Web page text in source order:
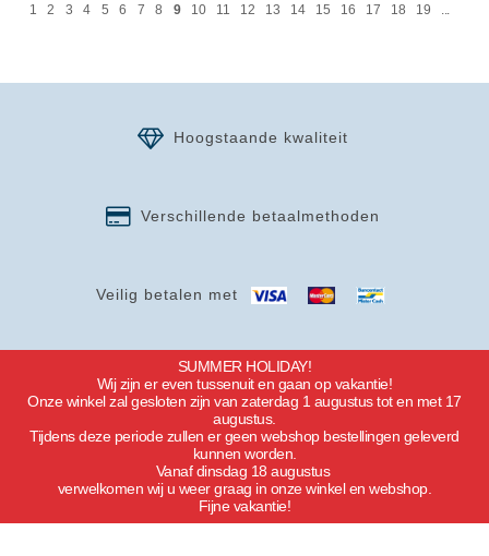
1 2 3 4 5 6 7 8 9 10 11 12 13 14 15 16 17 18 19 ...
Veilig betalen met
Verschillende betaalmethoden
Hoogstaande kwaliteit
SUMMER HOLIDAY!
Wij zijn er even tussenuit en gaan op vakantie!
Onze winkel zal gesloten zijn van zaterdag 1 augustus tot en met 17
augustus.
Tijdens deze periode zullen er geen webshop bestellingen geleverd
kunnen worden.
Vanaf dinsdag 18 augustus
verwelkomen wij u weer graag in onze winkel en webshop.
Fijne vakantie!